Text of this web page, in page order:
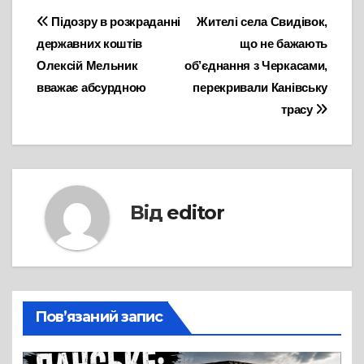
Навігація
записів
Жителі села Свидівок,
що не бажають
об’єднання з Черкасами,
перекривали Канівську
трасу
Підозру в розкраданні
державних коштів
Олексій Мельник
вважає абсурдною
Від editor
Пов’язаний запис